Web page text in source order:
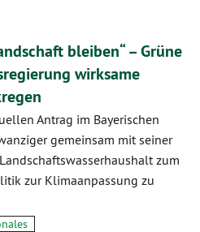
bleiben“ – Grüne
wirksame
Antrag im Bayerischen
gemeinsam mit seiner
zum
zur Klimaanpassung zu